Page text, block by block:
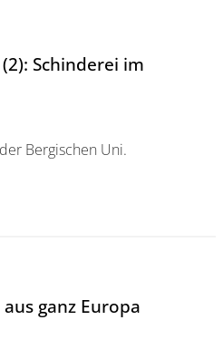
Schinderei im
Bergischen Uni.
im Schneckentempo
ganz Europa